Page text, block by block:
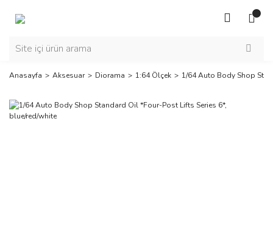
Anasayfa Aksesuar Diorama 1:64 Ölçek 1/64 Auto Body Shop